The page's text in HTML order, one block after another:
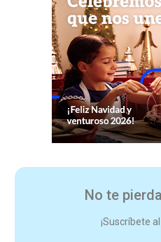
No te
¡Suscríbete